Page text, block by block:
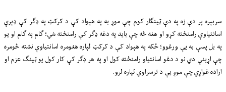
سربېره پر دې زه په دې ټینګار کوم چې موږ به په هېواد کې د کرکټ په ډګر کې ډېرې
اسانتیاوې رامنځته کړو او هغه څه چې باید په دغه ډګر کې رامنځته شي؛ ګام په ګام او یو
په بل پسې به یې ورغوو؛ ځکه په هېواد کې د کرکټ لپاره هغومره اسانتیاوې نشته څومره
چې اړینې دي نو د دغو اسانتیاو رامنځته کول او په هر ډګر کې کار کول یو ټینګ عزم او
اراده غواړي چې موږ یې د ترسراوي لپاره لرو.